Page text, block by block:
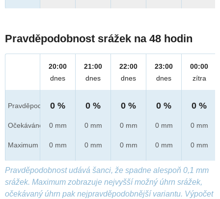
Pravděpodobnost srážek na 48 hodin
Pravděpod.
Očekáváno
Maximum
20:00
dnes
0 %
0 mm
0 mm
21:00
dnes
0 %
0 mm
0 mm
22:00
dnes
0 %
0 mm
0 mm
23:00
dnes
0 %
0 mm
0 mm
00:00
zítra
0 %
0 mm
0 mm
Pravděpodobnost udává šanci, že spadne alespoň 0,1 mm
srážek. Maximum zobrazuje nejvyšší možný úhrn srážek,
očekávaný úhrn pak nejpravděpodobnější variantu. Výpočet